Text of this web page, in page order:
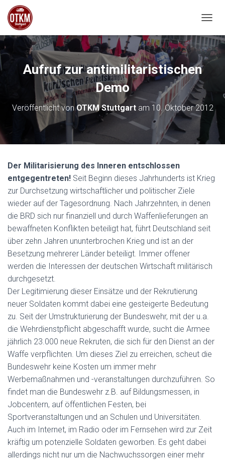
Aufruf zur antimilitaristischen
Demo
Veröffentlicht vonOTKM Stuttgartam 10. Oktober 2012
Der Militarisierung des Inneren entschlossen
entgegentreten! Seit Beginn dieses Jahrhunderts ist Krieg
zur Durchsetzung wirtschaftlicher und politischer Ziele
wieder auf der Tagesordnung. Nach Jahrzehnten, in denen
die BRD sich nur finanziell und durch Waffenlieferungen an
bewaffneten Konflikten beteiligt hat, führt Deutschland seit
über zehn Jahren ununterbrochen Krieg und ist an der
Besetzung mehrerer Länder beteiligt. Immer offener
werden die Interessen der deutschen Wirtschaft militärisch
durchgesetzt.
Der Legitimierung dieser Einsätze und der Rekrutierung
neuer Soldaten kommt dabei eine gesteigerte Bedeutung
zu. Seit der Umstrukturierung der Bundeswehr, mit der u.a.
die Wehrdienstpflicht abgeschafft wurde, sucht die Armee
jährlich 23.000 neue Rekruten, die sich für den Dienst an der
Waffe verpflichten. Um dieses Ziel zu erreichen, scheut die
Bundeswehr keine Kosten um immer mehr
Werbemaßnahmen und -veranstaltungen durchzuführen. So
findet man die Bundeswehr z.B. auf Bildungsmessen, in
Jobcentern, auf öffentlichen Festen, bei
Sportveranstaltungen und an Schulen und Universitäten.
Auch im Internet, im Radio oder im Fernsehen wird zur Zeit
kräftig um potenzielle Soldaten geworben. Es geht dabei
allerdings nicht nur um die Nachwuchssorgen einer mehr